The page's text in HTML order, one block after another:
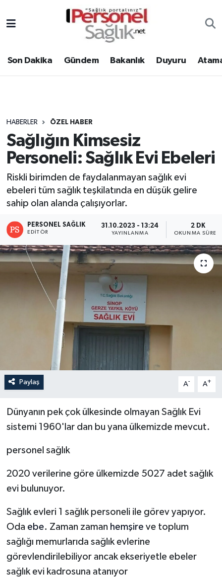
Son Dakika Gündem Bakanlık Duyuru
HABERLER ÖZEL HABER
Sağlığın Kimsesiz
Personeli: Sağlık Evi Ebeleri
Riskli birimden de faydalanmayan sağlık evi
ebeleri tüm sağlık teşkilatında en düşük gelire
sahip olan alanda çalışıyorlar.
PERSONEL SAĞLIK
EDITÖR
31.10.2023 - 13:24
YAYINLANMA
2 DK
OKUNMA SÜRESI
Paylaş A- A+
Dünyanın pek çok ülkesinde olmayan Sağlık Evi
sistemi 1960'lar dan bu yana ülkemizde mevcut.
personel sağlık
2020 verilerine göre ülkemizde 5027 adet sağlık
evi bulunuyor.
Sağlık evleri 1 sağlık personeli ile görev yapıyor.
Oda ebe. Zaman zaman hemşire ve toplum
sağlığı memurlarıda sağlık evlerine
görevlendirilebiliyor ancak ekseriyetle ebeler
sağlık evi kadrosuna atanıyor
Gündem
Atamalar
Mevzuat
Sendika
Nöbetçi Eczaneler
Hava Durumu
Tüm Manşetler
Son Dakika Haberleri
Haber Arşivi